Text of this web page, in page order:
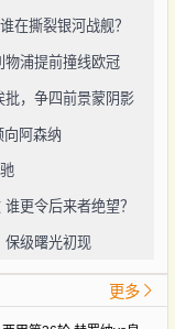
在撕裂银河战舰？
物浦提前撞线欧冠
批，争四前景蒙阴影
阿森纳
更令后来者绝望？
保级曙光初现
更多